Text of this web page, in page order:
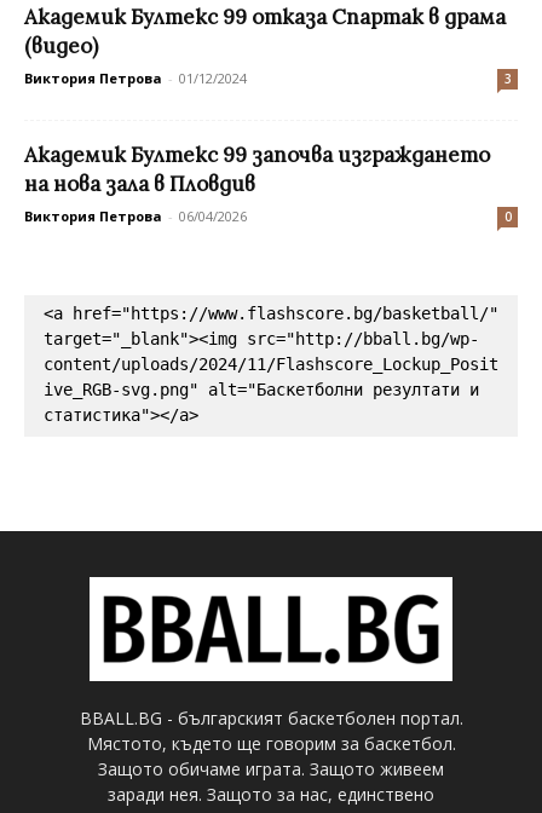
Академик Бултекс 99 отказа Спартак в драма
(видео)
Виктория Петрова - 01/12/2024 3
Академик Бултекс 99 започва изграждането
на нова зала в Пловдив
Виктория Петрова - 06/04/2026 0
<a href="https://www.flashscore.bg/basketball/"
target="_blank"><img src="http://bball.bg/wp-
content/uploads/2024/11/Flashscore_Lockup_Posit
ive_RGB-svg.png" alt="Баскетболни резултати и
статистика"></a>
BBALL.BG - българският баскетболен портал.
Мястото, където ще говорим за баскетбол.
Защото обичаме играта. Защото живеем
заради нея. Защото за нас, единствено